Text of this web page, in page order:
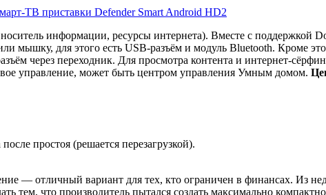
ТВ приставки Defender Smart Android HD2
информации, ресурсы интернета). Вместе с поддержкой
мышку, для этого есть USB-разъём и модуль Bluetooth. Кроме
через переходник. Для просмотра контента и интернет-
управление, может быть центром управления Умным домом.
простоя (решается перезагрузкой).
— отличный вариант для тех, кто ограничен в финансах. Из
тем, что производитель пытался создать максимально